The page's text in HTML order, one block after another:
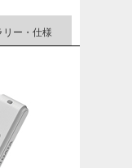
リー・仕様